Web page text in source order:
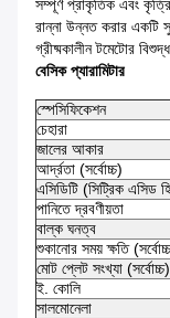
সম্পূর্ণ প্রাকৃতিক এবং
রান্না উন্নত করার একটি
গ্রীষ্মকালীন টমেটোর
বেসিক প্যারামিটার
স্পেসিফিকেশন
চেহারা
জালের আকার
আর্দ্রতা (সর্বোচ্চ)
এসিডিটি (সিট্রিক এসিড
পানিতে দ্রবণীয়তা
বাল্ক ঘনত্ব
শুকানোর সময় ক্ষতি
মোট প্লেট সংখ্যা (সর্বোচ্চ)
ই. কোলি
সালমোনেলা